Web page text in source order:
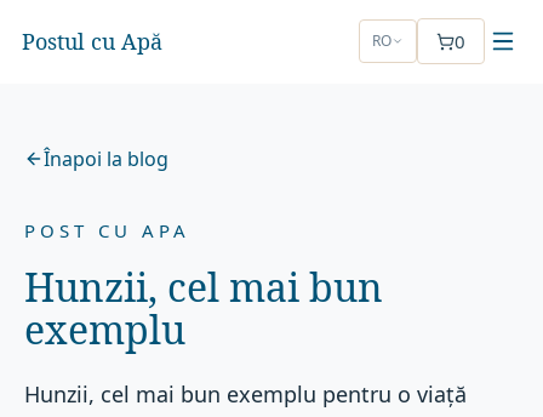
Postul cu Apă RO 0
Înapoi la blog
POST CU APA
Hunzii, cel mai bun
exemplu
Hunzii, cel mai bun exemplu pentru o viață